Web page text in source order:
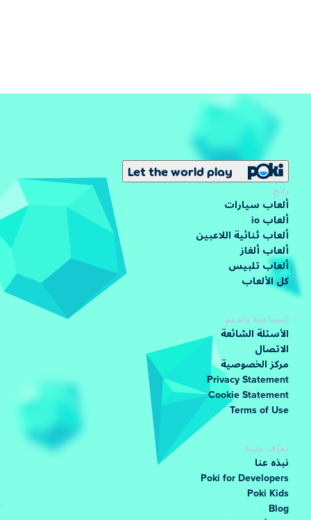
Let the world play
رائج
ألعاب سيارات
ألعاب io
ألعاب ثنائية اللاعبين
ألعاب ألغاز
ألعاب تلبيس
كل الألعاب
المساعدة والدعم
الأسئلة الشائعة
الاتصال
مركز الخصوصية
Privacy Statement
Cookie Statement
Terms of Use
تعرّف علينا
نبذه عنا
Poki for Developers
Poki Kids
Blog